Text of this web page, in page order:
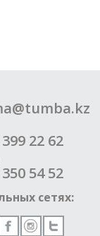
22 62
54 52
сетях: